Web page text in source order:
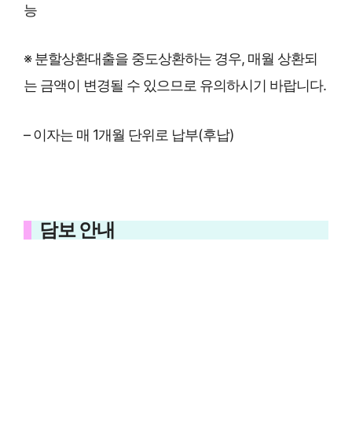
능
※ 분할상환대출을 중도상환하는 경우, 매월 상환되
는 금액이 변경될 수 있으므로 유의하시기 바랍니다.
– 이자는 매 1개월 단위로 납부(후납)
담보 안내